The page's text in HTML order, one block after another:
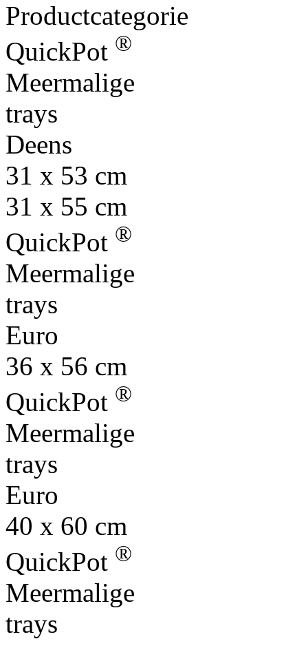
Productcategorie
QuickPot ®
Meermalige
trays
Deens
31 x 53 cm
31 x 55 cm
QuickPot ®
Meermalige
trays
Euro
36 x 56 cm
QuickPot ®
Meermalige
trays
Euro
40 x 60 cm
QuickPot ®
Meermalige
trays